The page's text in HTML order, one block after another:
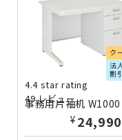
ク
法
割
4.4 star rating
49 レビュー
¥ 24,990